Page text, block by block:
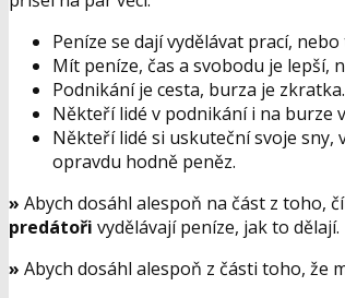
Peníze se dají vydělávat prací,
Mít peníze, čas a svobodu je lepší,
Podnikání je cesta, burza je zkratka.
Někteří lidé v podnikání i na burze
Někteří lidé si uskuteční svoje sny,
opravdu hodně peněz.
» Abych dosáhl alespoň na část z toho,
predátoři vydělávají peníze, jak to dělají.
» Abych dosáhl alespoň z části toho, že